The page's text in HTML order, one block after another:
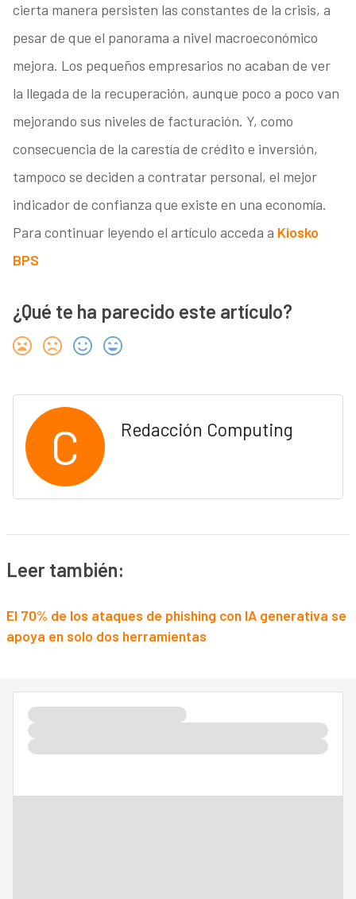
cierta manera persisten las constantes de la crisis, a
pesar de que el panorama a nivel macroeconómico
mejora. Los pequeños empresarios no acaban de ver
la llegada de la recuperación, aunque poco a poco van
mejorando sus niveles de facturación. Y, como
consecuencia de la carestía de crédito e inversión,
tampoco se deciden a contratar personal, el mejor
indicador de confianza que existe en una economía.
Para continuar leyendo el artículo acceda a Kiosko
BPS
¿Qué te ha parecido este artículo?
C Redacción Computing
Leer también:
El 70% de los ataques de phishing con IA generativa se
apoya en solo dos herramientas